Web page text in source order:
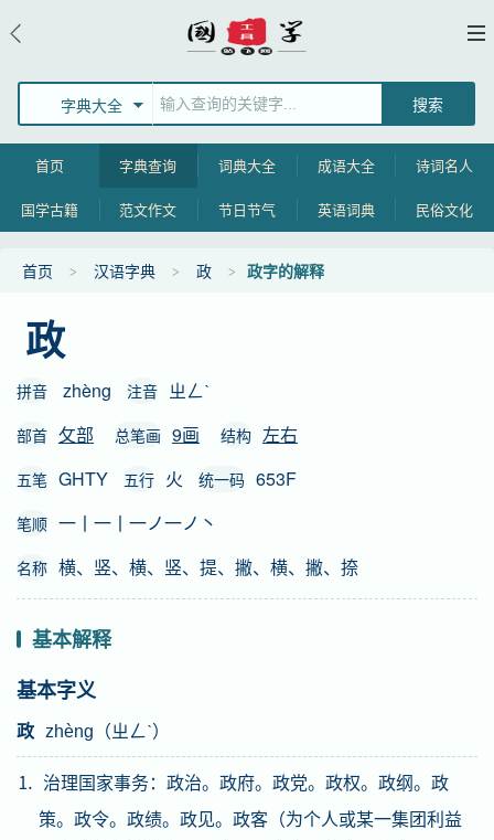
字典大全
首页 字典查询 词典大全 成语大全 诗词名人
国学古籍 范文作文 节日节气 英语词典 民俗文化
首页 汉语字典 政 政字的解释
政
拼音 zhèng 注音 ㄓㄥˋ
部首 攵部 总笔画 9画 结构 左右
五笔 GHTY 五行 火 统一码 653F
笔顺 一丨一丨一ノ一ノ丶
名称 横、竖、横、竖、提、撇、横、撇、捺
基本解释
基本字义
政 zhèng（ㄓㄥˋ）
⒈ 治理国家事务：政治。政府。政党。政权。政纲。政
策。政令。政绩。政见。政客（为个人或某一集团利益